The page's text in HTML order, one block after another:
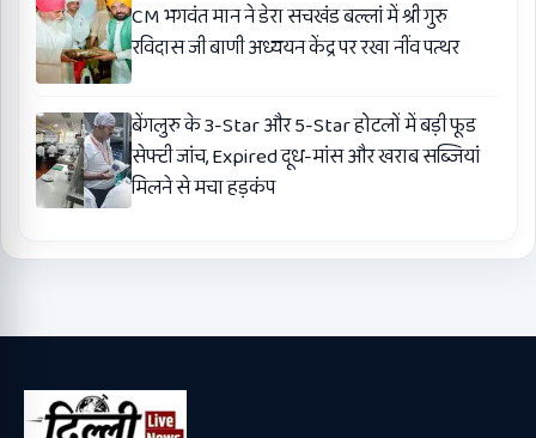
CM भगवंत मान ने डेरा सचखंड बल्लां में श्री गुरु
रविदास जी बाणी अध्ययन केंद्र पर रखा नींव पत्थर
बेंगलुरु के 3-Star और 5-Star होटलों में बड़ी फूड
सेफ्टी जांच, Expired दूध-मांस और खराब सब्जियां
मिलने से मचा हड़कंप